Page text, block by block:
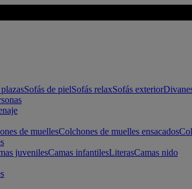
Sofás de pielSofás relaxSofás exterior
de muellesColchones de muelles ensacados
juvenilesCamas infantilesLiterasCamas nido